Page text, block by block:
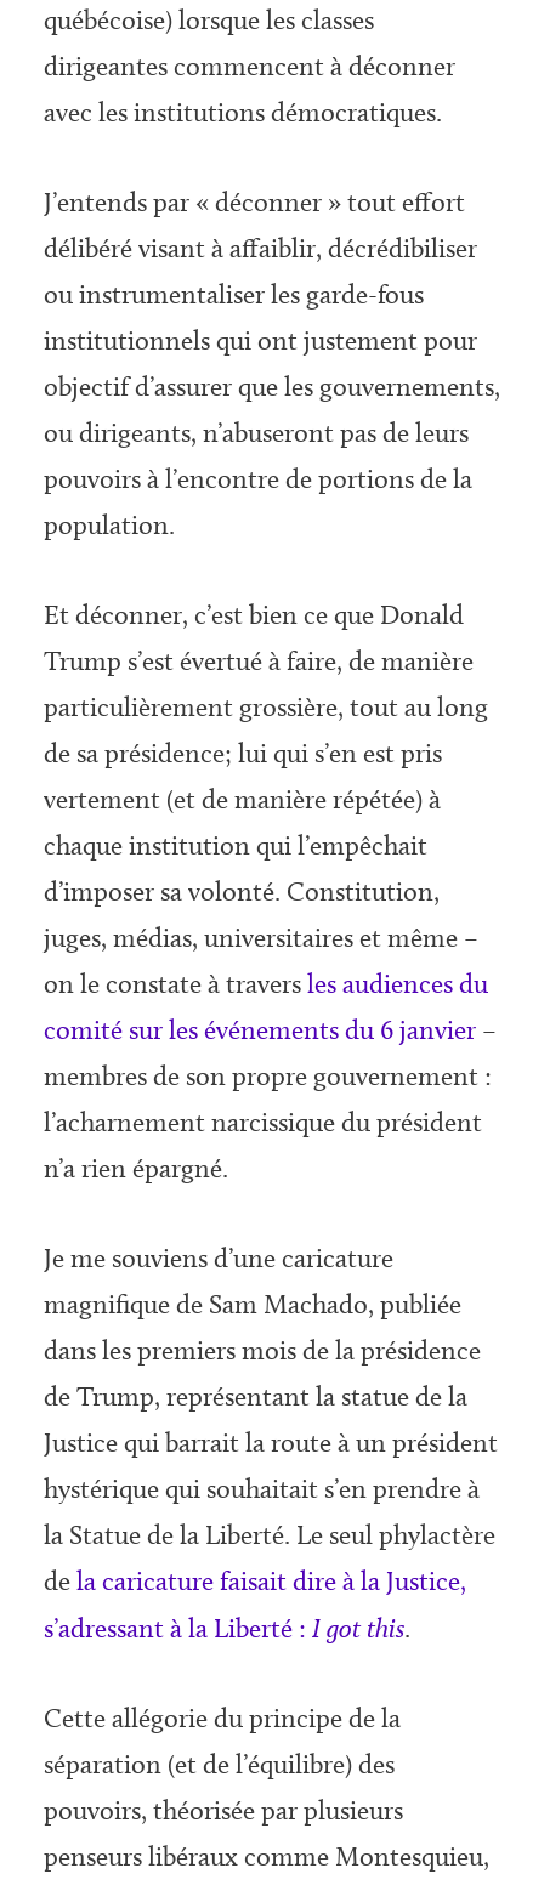
québécoise) lorsque les classes
dirigeantes commencent à déconner
avec les institutions démocratiques.
J’entends par « déconner » tout effort
délibéré visant à affaiblir, décrédibiliser
ou instrumentaliser les garde-fous
institutionnels qui ont justement pour
objectif d’assurer que les gouvernements,
ou dirigeants, n’abuseront pas de leurs
pouvoirs à l’encontre de portions de la
population.
Et déconner, c’est bien ce que Donald
Trump s’est évertué à faire, de manière
particulièrement grossière, tout au long
de sa présidence; lui qui s’en est pris
vertement (et de manière répétée) à
chaque institution qui l’empêchait
d’imposer sa volonté. Constitution,
juges, médias, universitaires et même –
on le constate à traversles audiences du
comité sur les événements du 6 janvier –
membres de son propre gouvernement :
l’acharnement narcissique du président
n’a rien épargné.
Je me souviens d’une caricature
magnifique de Sam Machado, publiée
dans les premiers mois de la présidence
de Trump, représentant la statue de la
Justice qui barrait la route à un président
hystérique qui souhaitait s’en prendre à
la Statue de la Liberté. Le seul phylactère
dela caricature faisait dire à la Justice,
s’adressant à la Liberté : I got this.
Cette allégorie du principe de la
séparation (et de l’équilibre) des
pouvoirs, théorisée par plusieurs
penseurs libéraux comme Montesquieu,